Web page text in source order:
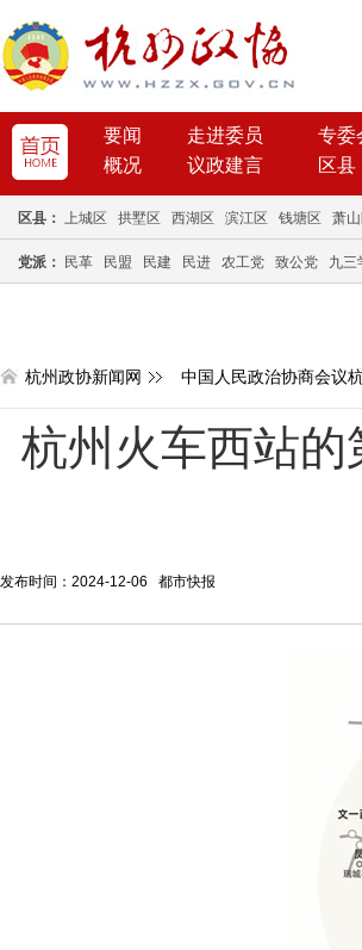
要闻 走进委员
专委
概况
议政建言 区县
区县： 上城区 拱墅区 西湖区 滨江区 钱塘区 萧
党派： 民革 民盟 民建 民进 农工党 致公党 九三
杭州政协新闻网 中国人民政治协商会议
杭州火车西站
发布时间：2024-12-06 都市快报